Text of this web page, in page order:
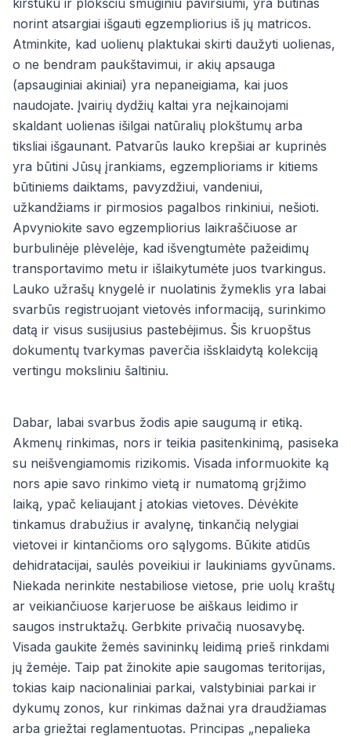
kirstuku ir plokščiu smūginiu paviršiumi, yra būtinas
norint atsargiai išgauti egzempliorius iš jų matricos.
Atminkite, kad uolienų plaktukai skirti daužyti uolienas,
o ne bendram paukštavimui, ir akių apsauga
(apsauginiai akiniai) yra nepaneigiama, kai juos
naudojate. Įvairių dydžių kaltai yra neįkainojami
skaldant uolienas išilgai natūralių plokštumų arba
tiksliai išgaunant. Patvarūs lauko krepšiai ar kuprinės
yra būtini Jūsų įrankiams, egzemplioriams ir kitiems
būtiniems daiktams, pavyzdžiui, vandeniui,
užkandžiams ir pirmosios pagalbos rinkiniui, nešioti.
Apvyniokite savo egzempliorius laikraščiuose ar
burbulinėje plėvelėje, kad išvengtumėte pažeidimų
transportavimo metu ir išlaikytumėte juos tvarkingus.
Lauko užrašų knygelė ir nuolatinis žymeklis yra labai
svarbūs registruojant vietovės informaciją, surinkimo
datą ir visus susijusius pastebėjimus. Šis kruopštus
dokumentų tvarkymas paverčia išsklaidytą kolekciją
vertingu moksliniu šaltiniu.
Dabar, labai svarbus žodis apie saugumą ir etiką.
Akmenų rinkimas, nors ir teikia pasitenkinimą, pasiseka
su neišvengiamomis rizikomis. Visada informuokite ką
nors apie savo rinkimo vietą ir numatomą grįžimo
laiką, ypač keliaujant į atokias vietoves. Dėvėkite
tinkamus drabužius ir avalynę, tinkančią nelygiai
vietovei ir kintančioms oro sąlygoms. Būkite atidūs
dehidratacijai, saulės poveikiui ir laukiniams gyvūnams.
Niekada nerinkite nestabiliose vietose, prie uolų kraštų
ar veikiančiuose karjeruose be aiškaus leidimo ir
saugos instruktažų. Gerbkite privačią nuosavybę.
Visada gaukite žemės savininkų leidimą prieš rinkdami
jų žemėje. Taip pat žinokite apie saugomas teritorijas,
tokias kaip nacionaliniai parkai, valstybiniai parkai ir
dykumų zonos, kur rinkimas dažnai yra draudžiamas
arba griežtai reglamentuotas. Principas „nepalieka